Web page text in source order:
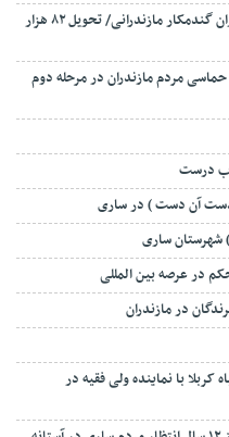
واریز ۵ هزار میلیارد ریال به حساب کشاورزان گندمکار مازندرانی/ تحویل ۸۲ هزار
حماسی مردم مازندران در مرحله دوم
درست
دست آن دست ) در ساری
ساری
در عرصه بین المللی
در مازندران
با نماینده ولی فقیه در